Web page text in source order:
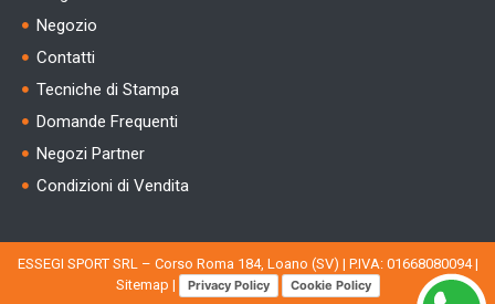
Negozio
Contatti
Tecniche di Stampa
Domande Frequenti
Negozi Partner
Condizioni di Vendita
ESSEGI SPORT SRL – Corso Roma 184, Loano (SV) | P.IVA: 01668080094 |
Sitemap | Privacy Policy Cookie Policy